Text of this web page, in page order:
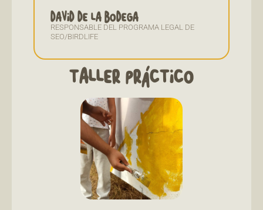
DAVID DE LA BODEGA
RESPONSABLE DEL PROGRAMA LEGAL DE
SEO/BIRDLIFE
TALLER PRÁCTICO